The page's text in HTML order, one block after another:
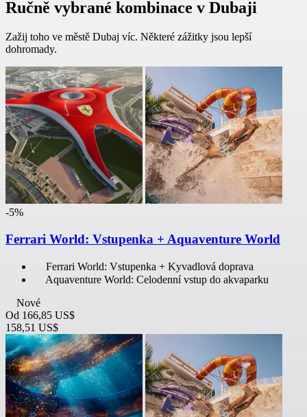
Ručně vybrané kombinace v Dubaji
Zažij toho ve městě Dubaj víc. Některé zážitky jsou lepší
dohromady.
-5%
Ferrari World: Vstupenka + Aquaventure World
Ferrari World: Vstupenka + Kyvadlová doprava
Aquaventure World: Celodenní vstup do akvaparku
Nové
Od 166,85 US$
158,51 US$